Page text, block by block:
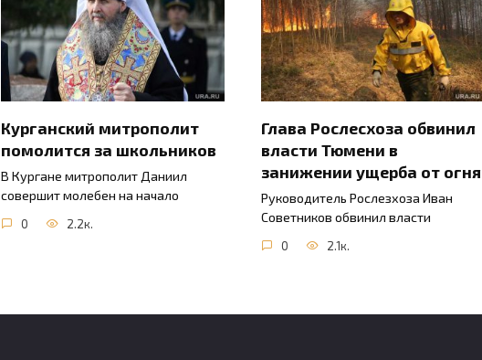
Курганский митрополит
помолится за школьников
В Кургане митрополит Даниил
совершит молебен на начало
0 2.2к.
Глава Рослесхоза обвинил
власти Тюмени в
занижении ущерба от огня
Руководитель Рослезхоза Иван
Советников обвинил власти
0 2.1к.